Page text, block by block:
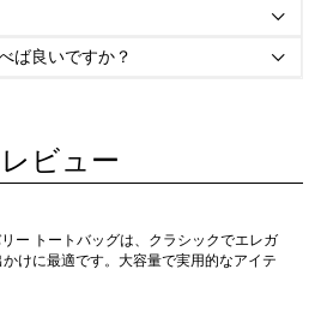

ば良いですか？ 
レビュー
ー トートバッグは、クラシックでエレガ
けに最適です。大容量で実用的なアイテ